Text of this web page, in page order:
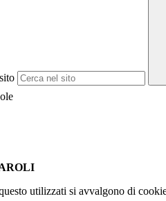
utilizzati si avvalgono di